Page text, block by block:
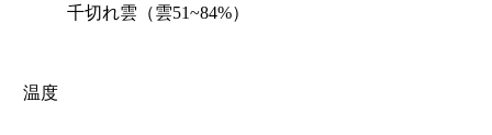
千切れ雲（雲51~84%）
温度